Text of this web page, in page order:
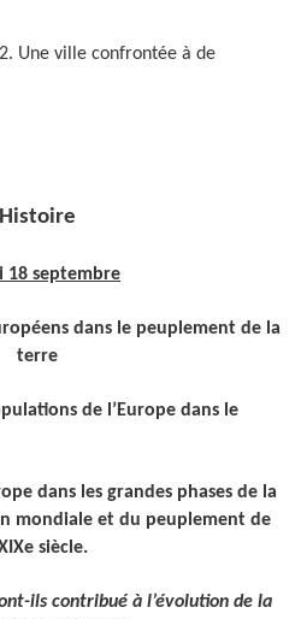
Une ville confrontée à de
Histoire
18 septembre
dans le peuplement de la
terre
de l’Europe dans le
dans les grandes phases de la
mondiale et du peuplement de
siècle.
ils contribué à l’évolution de la